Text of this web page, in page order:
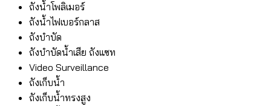
ถังน้ำโพลิเมอร์
ถังน้ำไฟเบอร์กลาส
ถังบำบัด
ถังบำบัดน้ำเสีย ถังแซท
Video Surveillance
ถังเก็บน้ำ
ถังเก็บน้ำทรงสูง